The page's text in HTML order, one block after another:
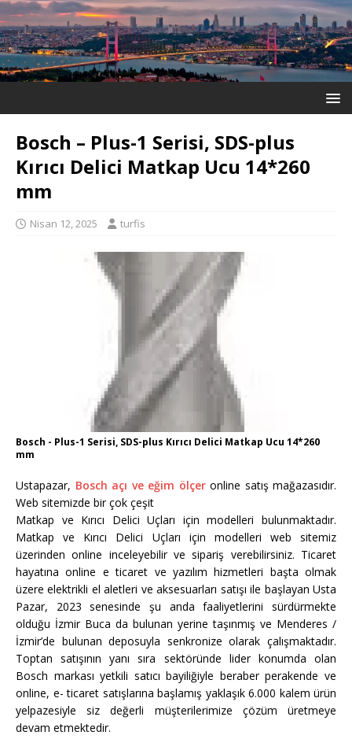
Bosch – Plus-1 Serisi, SDS-plus
Kırıcı Delici Matkap Ucu 14*260
mm
Nisan 12, 2025 turfis
Bosch - Plus-1 Serisi, SDS-plus Kırıcı Delici Matkap Ucu 14*260
mm
Ustapazar, Bosch açı ve eğim ölçeronline satış mağazasıdır.
Web sitemizde bir çok çeşit
Matkap ve Kırıcı Delici Uçları için modelleri bulunmaktadır.
Matkap ve Kırıcı Delici Uçları için modelleri web sitemiz
üzerinden online inceleyebilir ve sipariş verebilirsiniz. Ticaret
hayatına online e ticaret ve yazılım hizmetleri başta olmak
üzere elektrikli el aletleri ve aksesuarları satışı ile başlayan Usta
Pazar, 2023 senesinde şu anda faaliyetlerini sürdürmekte
olduğu İzmir Buca da bulunan yerine taşınmış ve Menderes /
İzmir’de bulunan deposuyla senkronize olarak çalışmaktadır.
Toptan satışının yanı sıra sektöründe lider konumda olan
Bosch markası yetkili satıcı bayiliğiyle beraber perakende ve
online, e- ticaret satışlarına başlamış yaklaşık 6.000 kalem ürün
yelpazesiyle siz değerli müşterilerimize çözüm üretmeye
devam etmektedir.